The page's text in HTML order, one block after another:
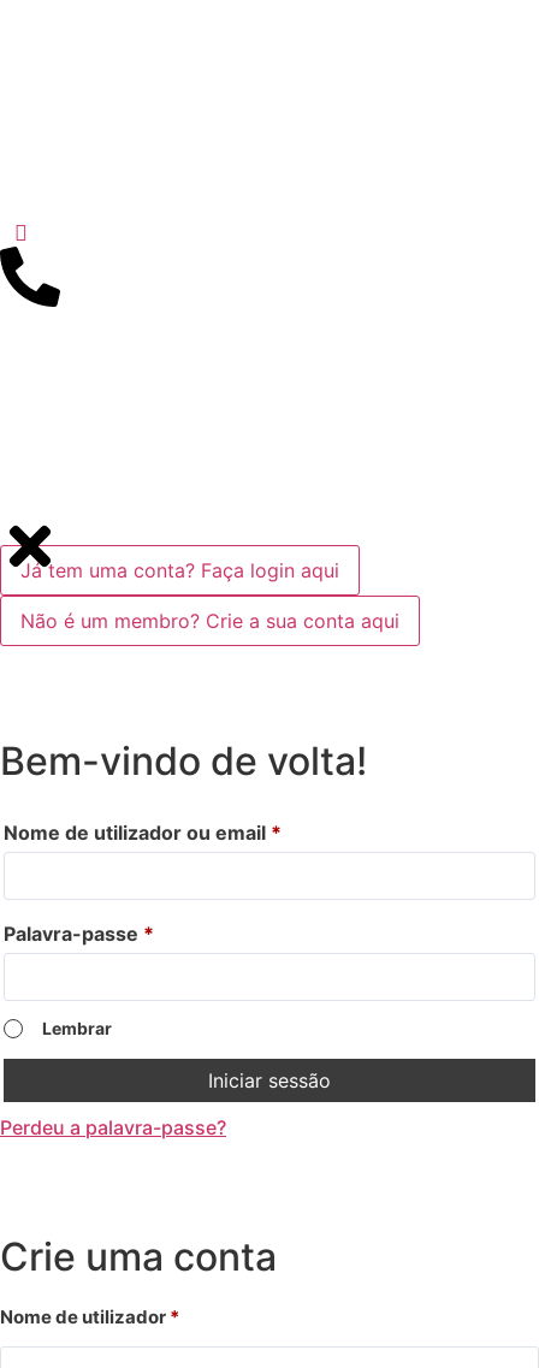
Já tem uma conta? Faça login aqui
Não é um membro? Crie a sua conta aqui
Bem-vindo de volta!
Nome de utilizador ou email *
Palavra-passe *
Lembrar
Iniciar sessão
Perdeu a palavra-passe?
Crie uma conta
Nome de utilizador *